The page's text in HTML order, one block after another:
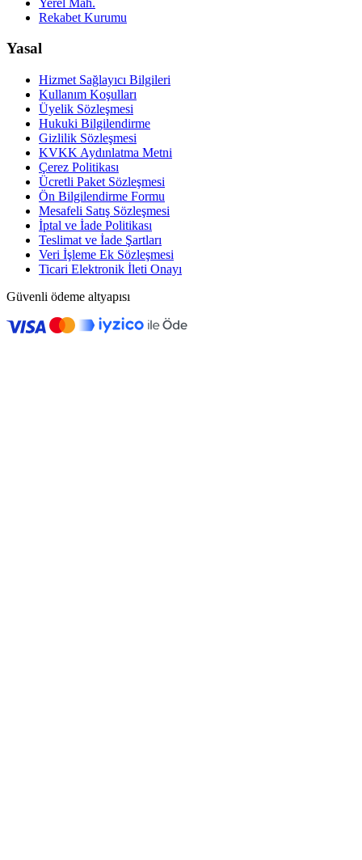
Rekabet Kurumu
Yasal
Hizmet Sağlayıcı Bilgileri
Kullanım Koşulları
Üyelik Sözleşmesi
Hukuki Bilgilendirme
Gizlilik Sözleşmesi
KVKK Aydınlatma Metni
Çerez Politikası
Ücretli Paket Sözleşmesi
Ön Bilgilendirme Formu
Mesafeli Satış Sözleşmesi
İptal ve İade Politikası
Teslimat ve İade Şartları
Veri İşleme Ek Sözleşmesi
Ticari Elektronik İleti Onayı
Güvenli ödeme altyapısı